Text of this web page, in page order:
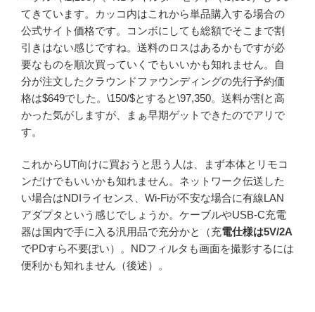
てきています。カッコ内はこれから単品購入する場合の
公式サイト価格です。コンボにしても総額でそこまで割
引きはない感じですね。送料のロスはあるかもですが必
要なものを順次買っていくでもいいかも知れません。自
分が注文したクラウンドファウンディングの先行予約価
格は$649でした。\150/$とすると\97,350。送料が割と高
かった気がしますが、まぁ早期ゲットできたのでアリで
す。
これからUT向けに買おうと思う人は、まず本体とリモコ
ンだけでもいいかも知れません。ネットワーク伝送した
い場合はNDIライセンス、Wi-Fiが不安な場合に有線LAN
アダプタという感じでしょうか。ケーブルやUSB-C充電
器は国内で手に入る汎用品で充分かと（充電仕様は5V/2A
でPDすら不要ぽい）。NDフィルタも画面を撮影するには
便利かも知れません（後述）。